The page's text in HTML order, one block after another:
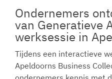
Ondernemers
van Generatieve
werksessie in
Tijdens een interactieve
Apeldoorns Business